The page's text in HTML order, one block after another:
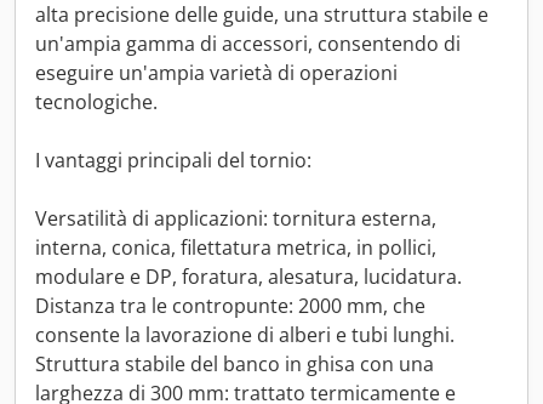
alta precisione delle guide, una struttura stabile e
un'ampia gamma di accessori, consentendo di
eseguire un'ampia varietà di operazioni
tecnologiche.
I vantaggi principali del tornio:
Versatilità di applicazioni: tornitura esterna,
interna, conica, filettatura metrica, in pollici,
modulare e DP, foratura, alesatura, lucidatura.
Distanza tra le contropunte: 2000 mm, che
consente la lavorazione di alberi e tubi lunghi.
Struttura stabile del banco in ghisa con una
larghezza di 300 mm: trattato termicamente e